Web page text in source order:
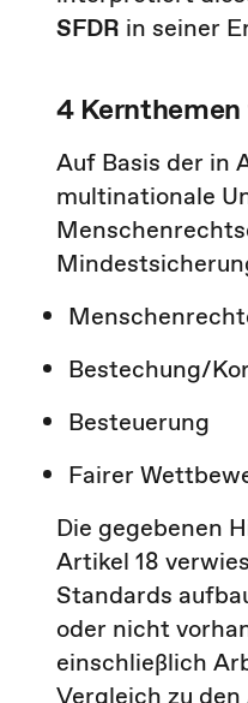
SFDR in seiner
4
Auf Basis der in
multinationale
Bestechung/
Besteuerung
Fairer
Die gegebenen
Artikel 18
Standards
oder nicht
einschließlich
Vergleich zu